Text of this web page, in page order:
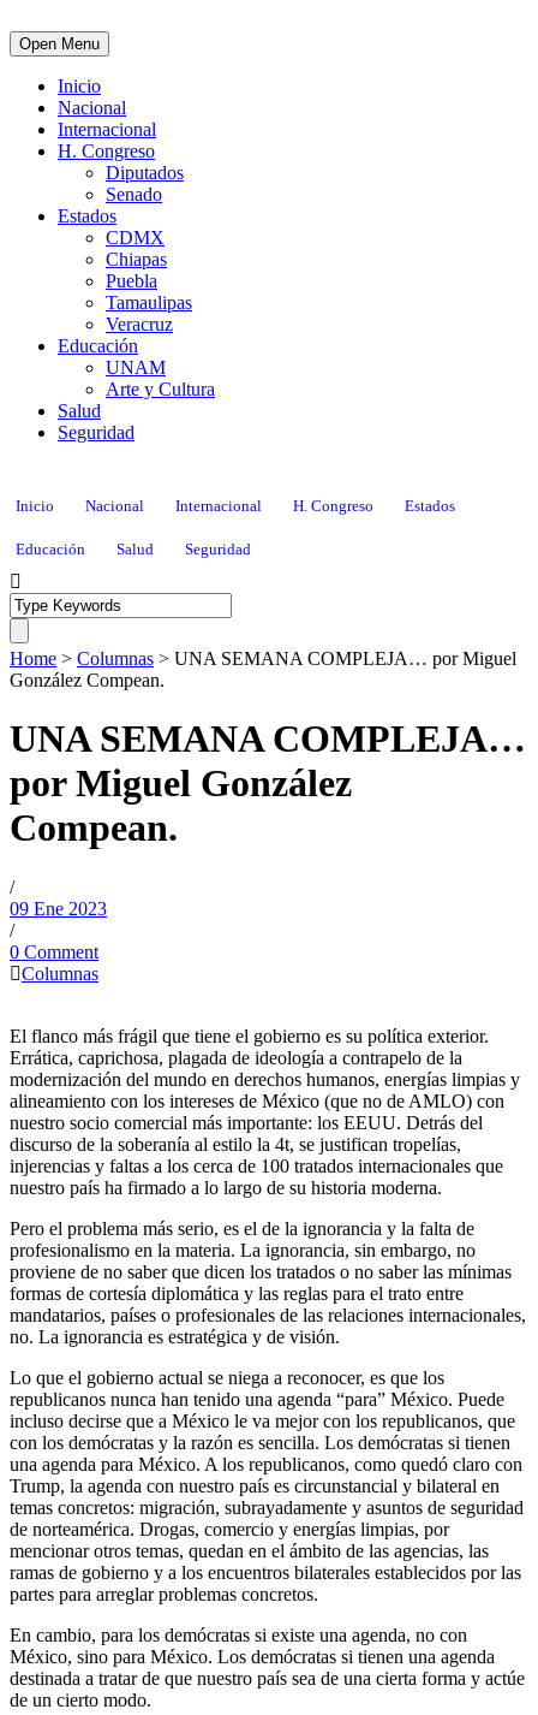
Open Menu
Inicio
Nacional
Internacional
H. Congreso
Diputados
Senado
Estados
CDMX
Chiapas
Puebla
Tamaulipas
Veracruz
Educación
UNAM
Arte y Cultura
Salud
Seguridad
Inicio Nacional Internacional H. Congreso Estados
Educación Salud Seguridad
Home > Columnas > UNA SEMANA COMPLEJA… por Miguel
González Compean.
UNA SEMANA COMPLEJA…
por Miguel González
Compean.
/
09 Ene 2023
/
0 Comment
Columnas
El flanco más frágil que tiene el gobierno es su política exterior.
Errática, caprichosa, plagada de ideología a contrapelo de la
modernización del mundo en derechos humanos, energías limpias y
alineamiento con los intereses de México (que no de AMLO) con
nuestro socio comercial más importante: los EEUU. Detrás del
discurso de la soberanía al estilo la 4t, se justifican tropelías,
injerencias y faltas a los cerca de 100 tratados internacionales que
nuestro país ha firmado a lo largo de su historia moderna.
Pero el problema más serio, es el de la ignorancia y la falta de
profesionalismo en la materia. La ignorancia, sin embargo, no
proviene de no saber que dicen los tratados o no saber las mínimas
formas de cortesía diplomática y las reglas para el trato entre
mandatarios, países o profesionales de las relaciones internacionales,
no. La ignorancia es estratégica y de visión.
Lo que el gobierno actual se niega a reconocer, es que los
republicanos nunca han tenido una agenda “para” México. Puede
incluso decirse que a México le va mejor con los republicanos, que
con los demócratas y la razón es sencilla. Los demócratas si tienen
una agenda para México. A los republicanos, como quedó claro con
Trump, la agenda con nuestro país es circunstancial y bilateral en
temas concretos: migración, subrayadamente y asuntos de seguridad
de norteamérica. Drogas, comercio y energías limpias, por
mencionar otros temas, quedan en el ámbito de las agencias, las
ramas de gobierno y a los encuentros bilaterales establecidos por las
partes para arreglar problemas concretos.
En cambio, para los demócratas si existe una agenda, no con
México, sino para México. Los demócratas si tienen una agenda
destinada a tratar de que nuestro país sea de una cierta forma y actúe
de un cierto modo.